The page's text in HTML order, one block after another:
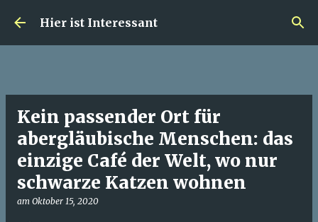
Direkt zum Hauptbereich
Hier ist Interessant
Kein passender Ort für
abergläubische Menschen: das
einzige Café der Welt, wo nur
schwarze Katzen wohnen
am Oktober 15, 2020